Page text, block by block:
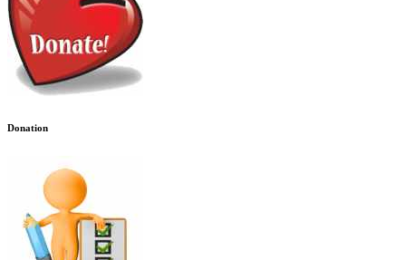
Donation